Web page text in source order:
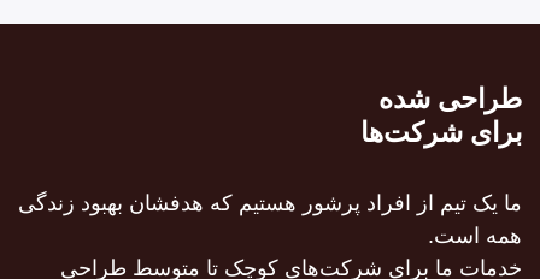
طراحی شده
برای شرکت‌ها
ما یک تیم از افراد پرشور هستیم که هدفشان بهبود زندگی
همه است.
خدمات ما برای شرکت‌های کوچک تا متوسط طراحی